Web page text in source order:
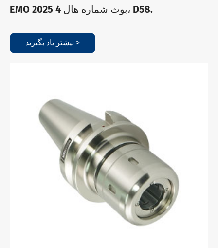
EMO 2025 بوث شماره هال 4، D58.
بیشتر یاد بگیرید >